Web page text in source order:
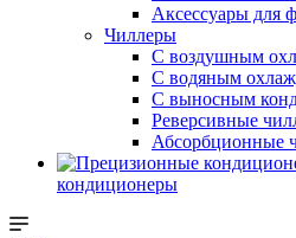
Аксессуары для
Чиллеры
С воздушным
С водяным
С выносным
Реверсивные
Абсорбционные
кондиционеры